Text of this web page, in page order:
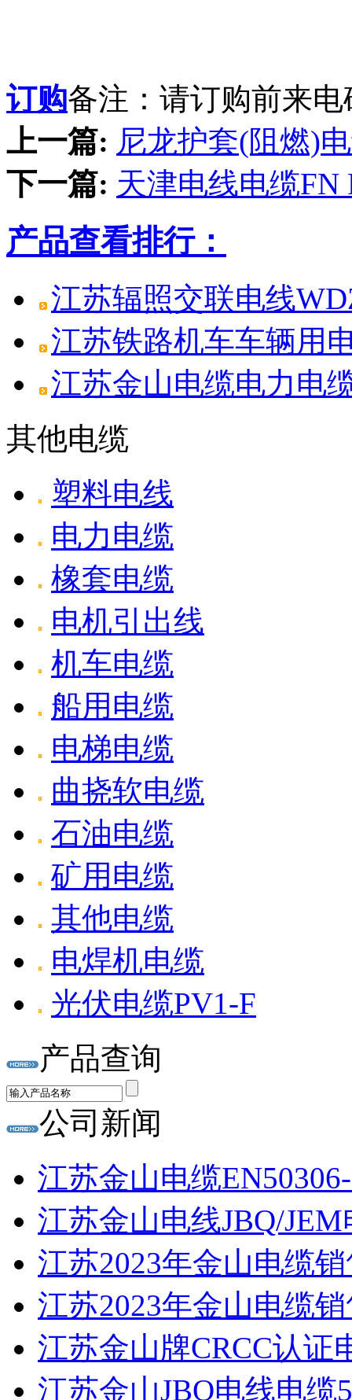
订购备注：请订购前来
上一篇: 尼龙护套(阻燃)
下一篇: 天津电线电缆
产品查看排行：
江苏辐照交联电线
江苏铁路机车车辆用
江苏金山电缆电力电
其他电缆
塑料电线
电力电缆
橡套电缆
电机引出线
机车电缆
船用电缆
电梯电缆
曲挠软电缆
石油电缆
矿用电缆
其他电缆
电焊机电缆
光伏电缆PV1-F
产品查询
公司新闻
江苏金山电缆
江苏金山电线JBQ/
江苏2023年金山电缆
江苏2023年金山电缆
江苏金山牌CRCC认证
江苏金山JBQ电线电缆